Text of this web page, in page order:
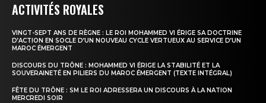
ACTIVITÉS ROYALES
VINGT-SEPT ANS DE RÈGNE : LE ROI MOHAMMED VI ÉRIGE SA DOCTRINE
D’ACTION EN SOCLE D’UN NOUVEAU CYCLE VERTUEUX AU SERVICE D’UN
MAROC ÉMERGENT
DISCOURS DU TRÔNE : MOHAMMED VI ÉRIGE LA STABILITÉ ET LA
SOUVERAINETÉ EN PILIERS DU MAROC ÉMERGENT (TEXTE INTÉGRAL)
FÊTE DU TRÔNE : SM LE ROI ADRESSERA UN DISCOURS À LA NATION
MERCREDI SOIR